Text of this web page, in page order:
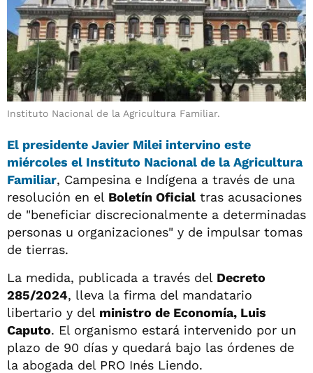
Instituto Nacional de la Agricultura Familiar.
El presidente Javier Milei intervino este
miércoles el Instituto Nacional de la Agricultura
Familiar, Campesina e Indígena a través de una
resolución en el Boletín Oficial tras acusaciones
de "beneficiar discrecionalmente a determinadas
personas u organizaciones" y de impulsar tomas
de tierras.
La medida, publicada a través del Decreto
285/2024, lleva la firma del mandatario
libertario y del ministro de Economía, Luis
Caputo. El organismo estará intervenido por un
plazo de 90 días y quedará bajo las órdenes de
la abogada del PRO Inés Liendo.